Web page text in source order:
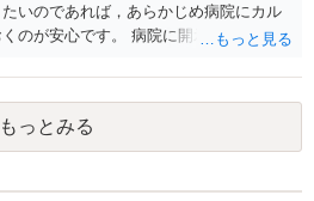
いのであれば，あらかじめ病院にカル
のが安心です。 病院に開示しないよう
ーマンスとしてはどうかなという感じ
もっとみる